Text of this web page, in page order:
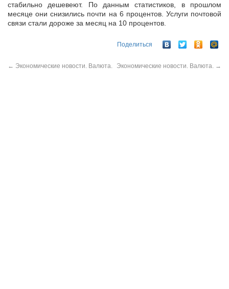
стабильно дешевеют. По данным статистиков, в прошлом
месяце они снизились почти на 6 процентов. Услуги почтовой
связи стали дороже за месяц на 10 процентов.
Поделиться
← Экономические новости. Валюта. Экономические новости. Валюта. →